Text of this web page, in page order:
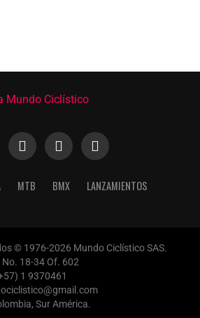
MTB BMX LANZAMIENTOS
© 1976-2026 Mundo Ciclístico SAS.
No. 18-34 Of. 602
1 9370461
Sur América.